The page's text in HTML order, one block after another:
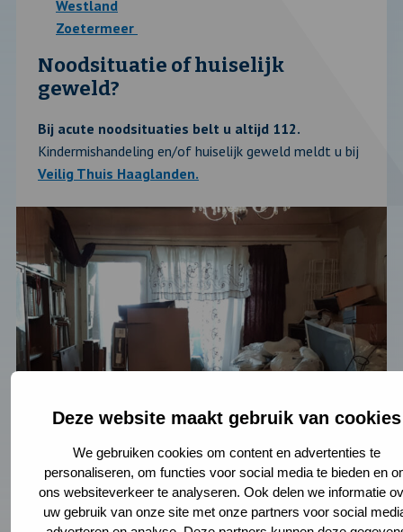
Deze website maakt gebruik van cookies
We gebruiken cookies om content en advertenties te
personaliseren, om functies voor social media te bieden en
ons websiteverkeer te analyseren. Ook delen we informatie
uw gebruik van onze site met onze partners voor social
Westland
Zoetermeer
Noodsituatie of huiselijk
geweld?
Bij acute noodsituaties belt u altijd 112.
Kindermishandeling en/of huiselijk geweld meldt u bij
Veilig Thuis Haaglanden.